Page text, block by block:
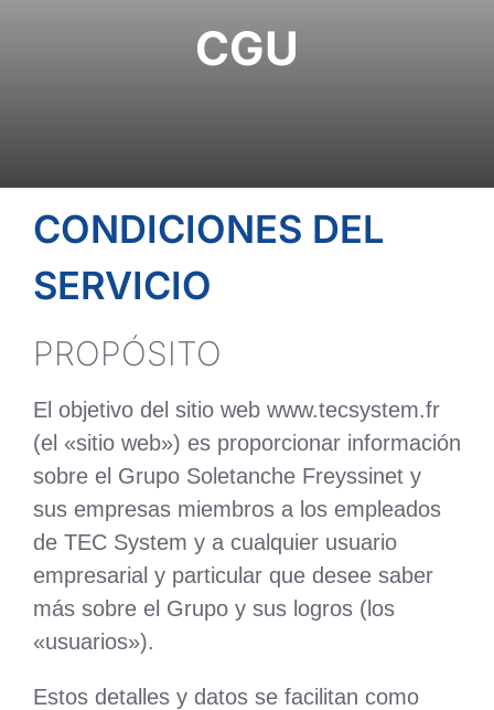
CGU
CONDICIONES DEL
SERVICIO
PROPÓSITO
El objetivo del sitio web www.tecsystem.fr
(el «sitio web») es proporcionar información
sobre el Grupo Soletanche Freyssinet y
sus empresas miembros a los empleados
de TEC System y a cualquier usuario
empresarial y particular que desee saber
más sobre el Grupo y sus logros (los
«usuarios»).
Estos detalles y datos se facilitan como